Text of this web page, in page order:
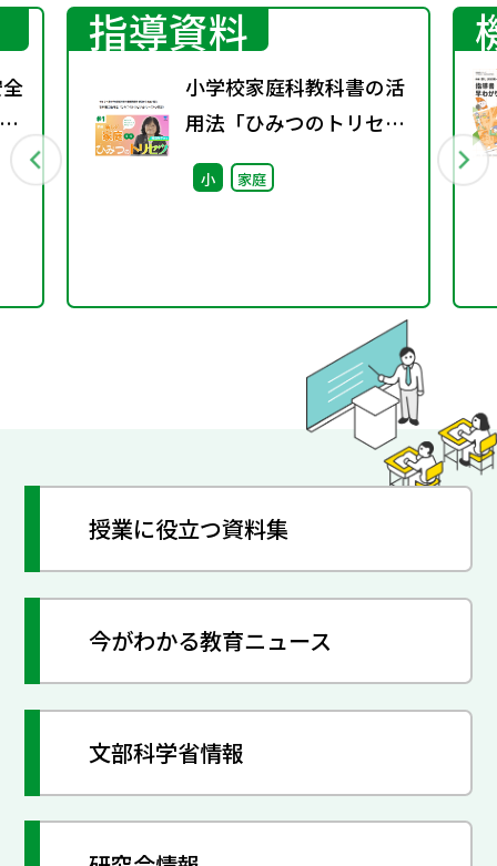
指導資料
小学校家庭科教科書の活
用法「ひみつのトリセ
ツ」
小 家庭
授業に役立つ資料集
今がわかる教育ニュース
文部科学省情報